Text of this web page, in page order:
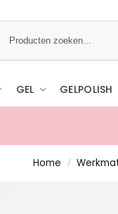
GEL GELPOLISH
Home /